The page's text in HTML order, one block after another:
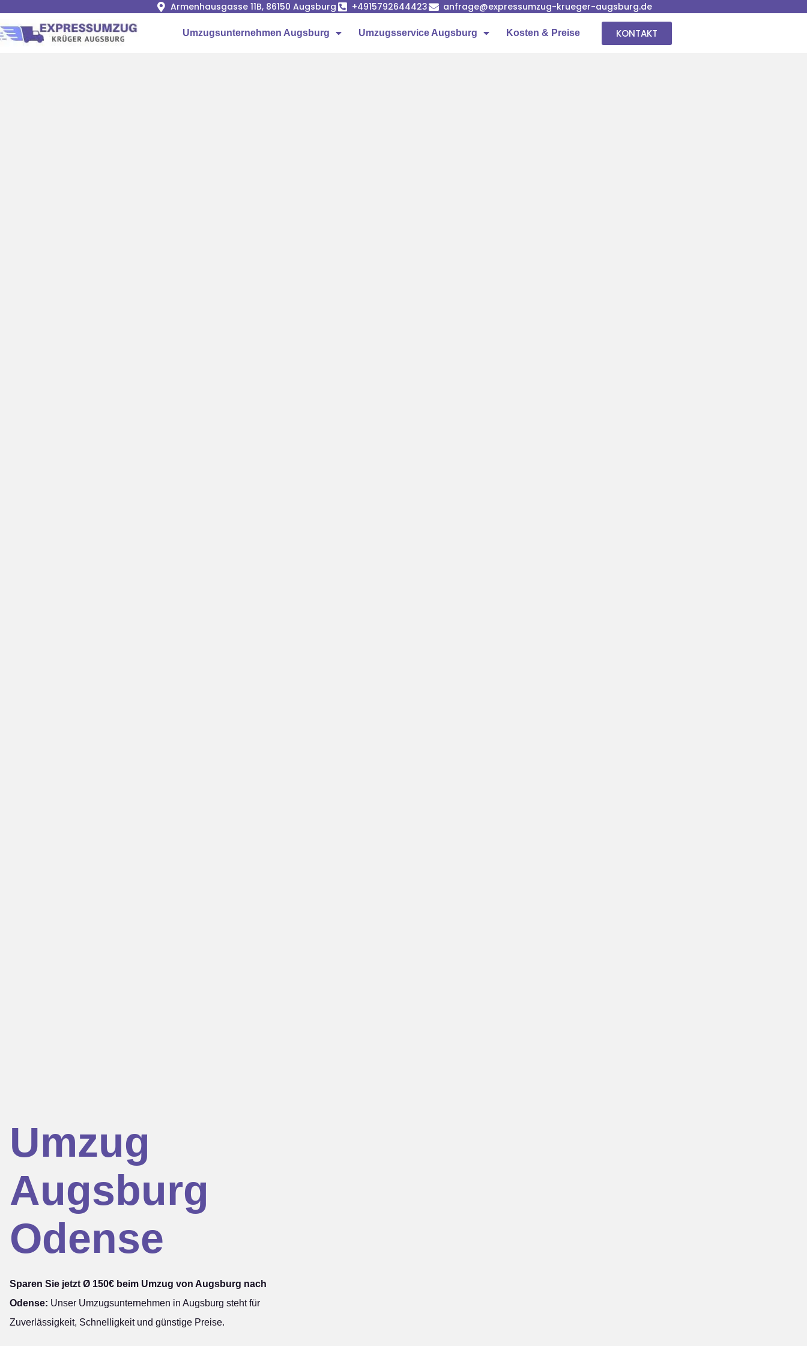
Armenhausgasse 11B, 86150 Augsburg +4915792644423 anfrage@expressumzug-krueger-augsburg.de
Umzugsunternehmen Augsburg Umzugsservice Augsburg Kosten & Preise KONTAKT
Umzug
Augsburg
Odense
Sparen Sie jetzt Ø 150€ beim Umzug von Augsburg nach
Odense: Unser Umzugsunternehmen in Augsburg steht für
Zuverlässigkeit, Schnelligkeit und günstige Preise.